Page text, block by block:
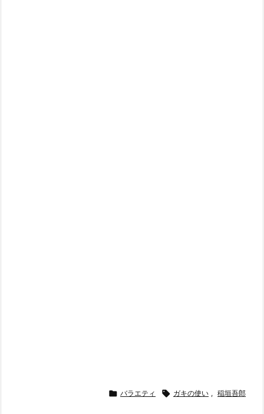
 バラエティ  ガキの使い , 稲垣吾郎